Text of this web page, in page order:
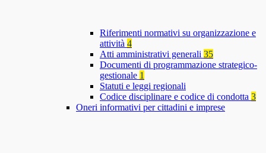
Riferimenti normativi su organizzazione e
attività 4
Atti amministrativi generali 35
Documenti di programmazione strategico-
gestionale 1
Statuti e leggi regionali
Codice disciplinare e codice di condotta 3
Oneri informativi per cittadini e imprese